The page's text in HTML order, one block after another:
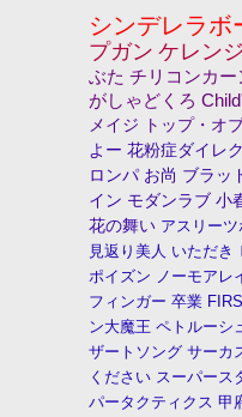
シンデレラボ
プガン ケレンジ
ぶた チリコンカー
がしゃどくろ
メイジ
トップ・オ
よー 花粉症ダイレ
ロンパ お尚 ブラッ
イン モダンラブ 小
花の舞い アスリーツ
見返り美人 いただき
ポイズン ノーモアレ
フィンガー 卒業
ン大魔王 ペトルーシ
ザートソング サーカ
ください スーパース
パータクティクス 甲